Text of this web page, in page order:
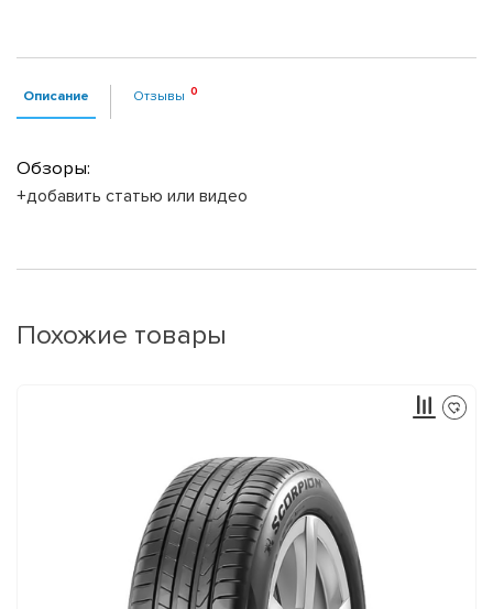
Описание Отзывы
Обзоры:
+добавить статью или видео
Похожие товары